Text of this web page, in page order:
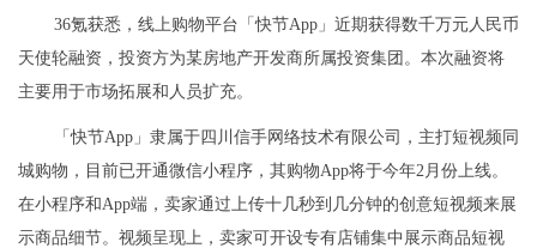
36氪获悉，线上购物平台「快节App」近期获得数千万元人民币
天使轮融资，投资方为某房地产开发商所属投资集团。本次融资将
主要用于市场拓展和人员扩充。
「快节App」隶属于四川信手网络技术有限公司，主打短视频同
城购物，目前已开通微信小程序，其购物App将于今年2月份上线。
在小程序和App端，卖家通过上传十几秒到几分钟的创意短视频来展
示商品细节。视频呈现上，卖家可开设专有店铺集中展示商品短视